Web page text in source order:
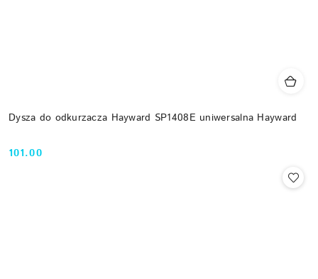
Dysza do odkurzacza Hayward SP1408E uniwersalna Hayward
Cena:
101.00